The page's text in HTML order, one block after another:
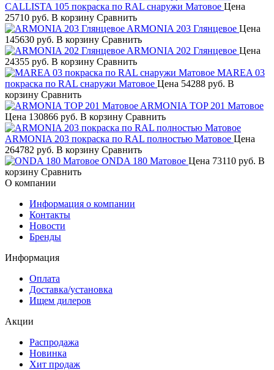
CALLISTA 105 покраска по RAL снаружи Матовое Цена
25710 руб. В корзину Сравнить
ARMONIA 203 Глянцевое Цена
145630 руб. В корзину Сравнить
ARMONIA 202 Глянцевое Цена
24355 руб. В корзину Сравнить
MAREA 03
покраска по RAL снаружи Матовое Цена 54288 руб. В
корзину Сравнить
ARMONIA TOP 201 Матовое
Цена 130866 руб. В корзину Сравнить
ARMONIA 203 покраска по RAL полностью Матовое Цена
264782 руб. В корзину Сравнить
ONDA 180 Матовое Цена 73110 руб. В
корзину Сравнить
О компании
Информация о компании
Контакты
Новости
Бренды
Информация
Оплата
Доставка/установка
Ищем дилеров
Акции
Распродажа
Новинка
Хит продаж